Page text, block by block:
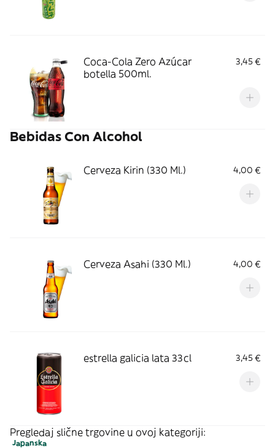
Coca-Cola Zero Azúcar
botella 500ml.
3,45 €
Bebidas Con Alcohol
Cerveza Kirin (330 Ml.) 4,00 €
Cerveza Asahi (330 Ml.) 4,00 €
estrella galicia lata 33cl 3,45 €
Pregledaj slične trgovine u ovoj kategoriji:
Japanska